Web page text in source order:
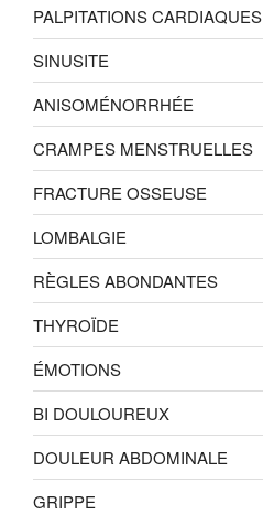
PALPITATIONS CARDIAQUES
SINUSITE
ANISOMÉNORRHÉE
CRAMPES MENSTRUELLES
FRACTURE OSSEUSE
LOMBALGIE
RÈGLES ABONDANTES
THYROÏDE
ÉMOTIONS
BI DOULOUREUX
DOULEUR ABDOMINALE
GRIPPE